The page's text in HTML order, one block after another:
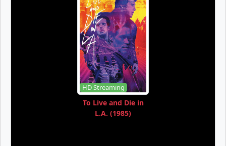
HD Streaming
To Live and Die in
L.A. (1985)